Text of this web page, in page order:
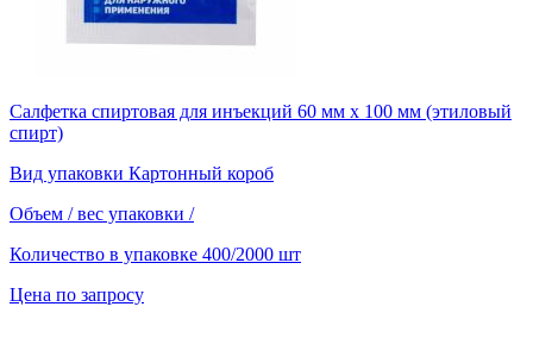
Салфетка спиртовая для инъекций 60 мм х 100 мм (этиловый
спирт)
Вид упаковки Картонный короб
Объем / вес упаковки /
Количество в упаковке 400/2000 шт
Цена по запросу